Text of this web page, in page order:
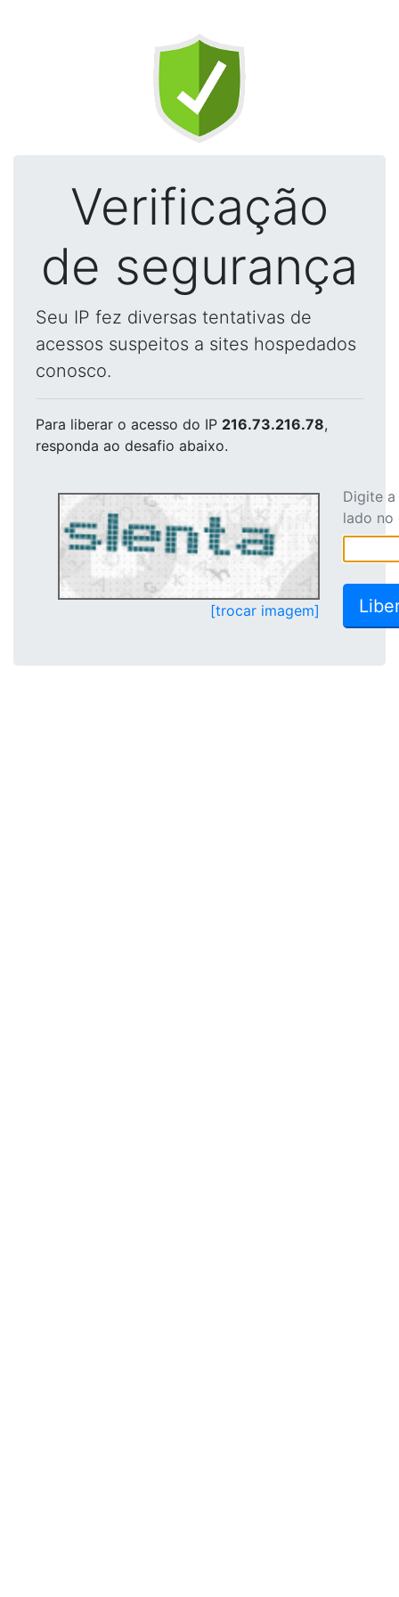
Verificação
de segurança
Seu IP fez diversas tentativas de
acessos suspeitos a sites hospedados
conosco.
Para liberar o acesso do IP 216.73.216.78,
responda ao desafio abaixo.
[trocar imagem]
Digite
lado no